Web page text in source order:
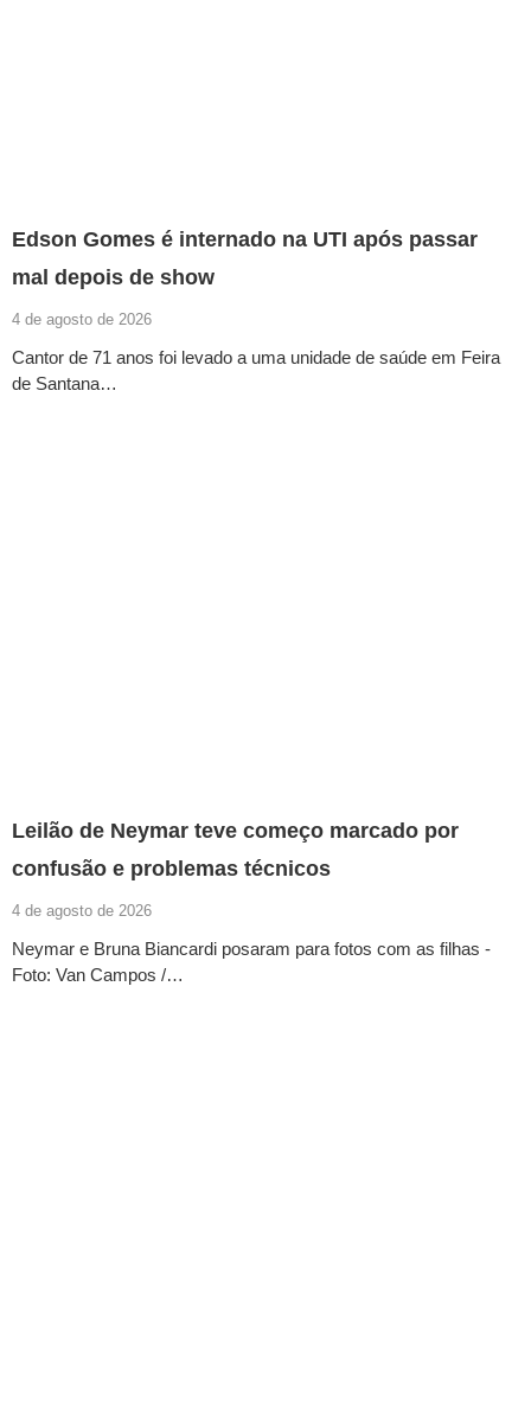
Edson Gomes é internado na UTI após passar
mal depois de show
4 de agosto de 2026
Cantor de 71 anos foi levado a uma unidade de saúde em Feira
de Santana…
Leilão de Neymar teve começo marcado por
confusão e problemas técnicos
4 de agosto de 2026
Neymar e Bruna Biancardi posaram para fotos com as filhas -
Foto: Van Campos /…